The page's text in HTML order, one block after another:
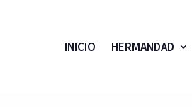
INICIO HERMANDAD